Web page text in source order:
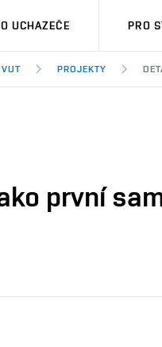
UCHAZEČE PRO
PROJEKTY
první